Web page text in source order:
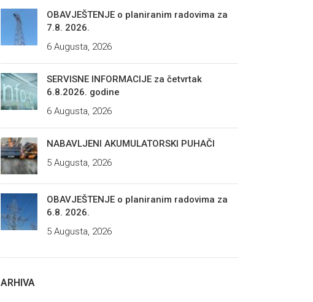
OBAVJEŠTENJE o planiranim radovima za
7.8. 2026.
6 Augusta, 2026
SERVISNE INFORMACIJE za četvrtak
6.8.2026. godine
6 Augusta, 2026
NABAVLJENI AKUMULATORSKI PUHAČI
5 Augusta, 2026
OBAVJEŠTENJE o planiranim radovima za
6.8. 2026.
5 Augusta, 2026
ARHIVA